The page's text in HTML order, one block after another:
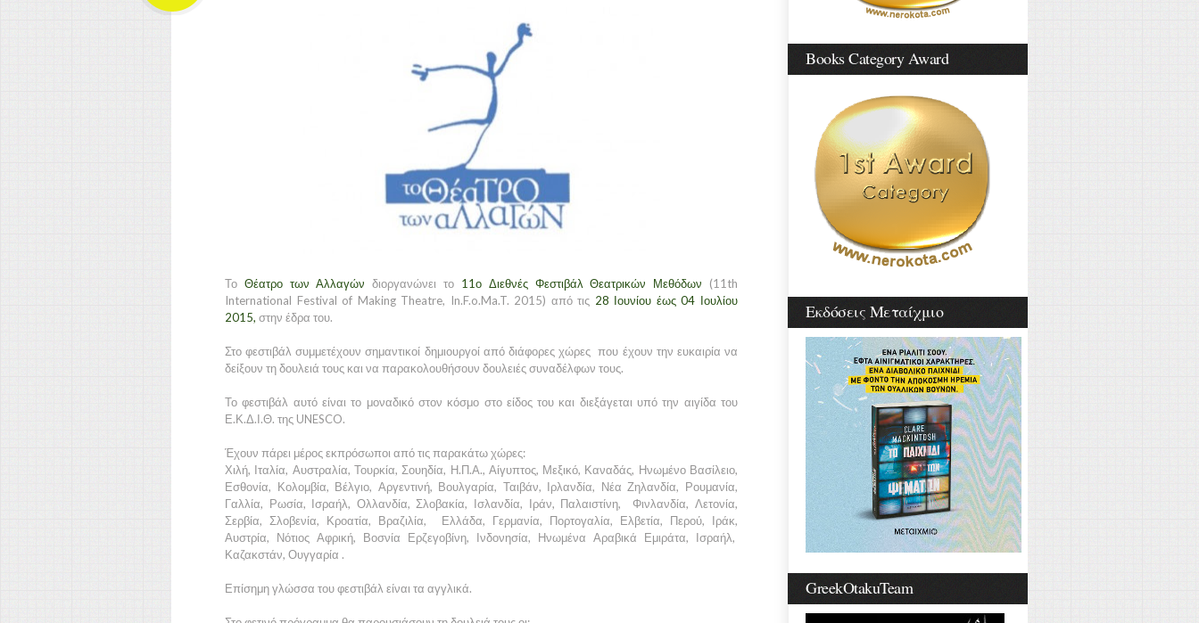
Το Θέατρο των Αλλαγών διοργανώνει το 11ο Διεθνές Φεστιβάλ Θεατρικών Μεθόδων
(11th
International Festival of Making Theatre, In.F.o.Ma.T. 2015) από τις 28 Ιουνίου έως 04 Ιουλίου
2015, στην έδρα του.
Στο φεστιβάλ συμμετέχουν σημαντικοί δημιουργοί από διάφορες χώρες που έχουν την ευκαιρία να
δείξουν τη δουλειά τους και να παρακολουθήσουν δουλειές συναδέλφων τους.
Το φεστιβάλ αυτό είναι το μοναδικό στον κόσμο στο είδος του και διεξάγεται υπό την αιγίδα του
Ε.Κ.Δ.Ι.Θ. της UNESCO.
Έχουν πάρει μέρος εκπρόσωποι από τις παρακάτω χώρες:
Χιλή, Ιταλία, Αυστραλία, Τουρκία, Σουηδία, Η.Π.Α., Αίγυπτος, Μεξικό, Καναδάς, Ηνωμένο Βασίλειο,
Εσθονία, Κολομβία, Βέλγιο, Αργεντινή, Βουλγαρία, Ταιβάν, Ιρλανδία, Νέα Ζηλανδία, Ρουμανία,
Γαλλία, Ρωσία, Ισραήλ, Ολλανδία, Σλοβακία, Ισλανδία, Ιράν, Παλαιστίνη, Φινλανδία, Λετονία,
Σερβία, Σλοβενία, Κροατία, Βραζιλία, Ελλάδα, Γερμανία, Πορτογαλία, Ελβετία, Περού, Ιράκ,
Αυστρία, Νότιος Αφρική, Βοσνία Ερζεγοβίνη, Ινδονησία, Ηνωμένα Αραβικά Εμιράτα, Ισραήλ,
Καζακστάν, Ουγγαρία .
Επίσημη γλώσσα του φεστιβάλ είναι τα αγγλικά.
Books Category Award
Εκδόσεις Μεταίχμιο
GreekOtakuTeam